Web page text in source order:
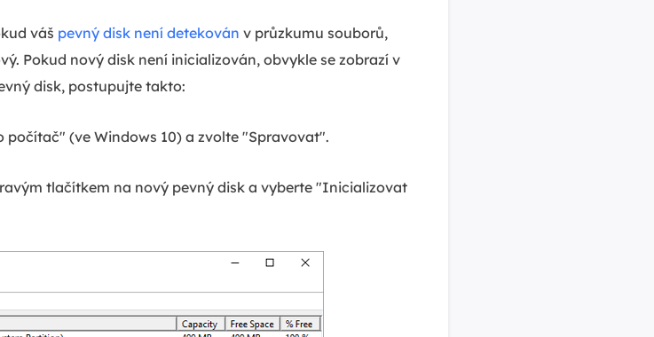
váš pevný disk není detekován v průzkumu souborů,
Pokud nový disk není inicializován, obvykle se zobrazí v
disk, postupujte takto:
(ve Windows 10) a zvolte "Spravovat".
tlačítkem na nový pevný disk a vyberte "Inicializovat